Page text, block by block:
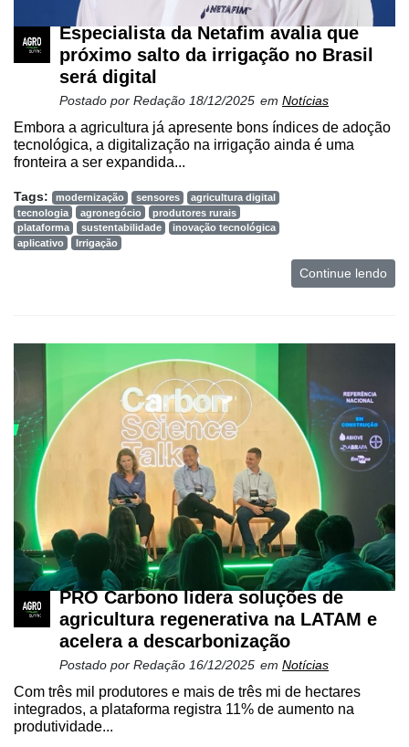
Especialista da Netafim avalia que
próximo salto da irrigação no Brasil
será digital
Postado por Redação 18/12/2025 em Notícias
Embora a agricultura já apresente bons índices de adoção
tecnológica, a digitalização na irrigação ainda é uma
fronteira a ser expandida...
Tags: modernização sensores
agricultura digital
tecnologia
agronegócio
produtores rurais
plataforma
sustentabilidade
inovação tecnológica
aplicativo
Irrigação
Continue lendo
PRO Carbono lidera soluções de
agricultura regenerativa na LATAM e
acelera a descarbonização
Postado por Redação 16/12/2025 em Notícias
Com três mil produtores e mais de três mi de hectares
integrados, a plataforma registra 11% de aumento na
produtividade...